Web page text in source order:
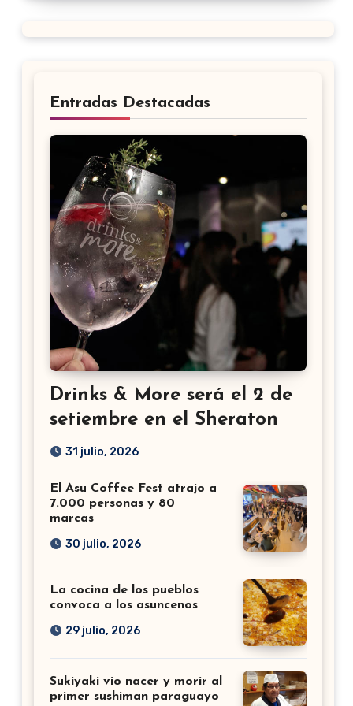
Entradas Destacadas
Drinks & More será el 2 de
setiembre en el Sheraton
31 julio, 2026
El Asu Coffee Fest atrajo a
7.000 personas y 80
marcas
30 julio, 2026
La cocina de los pueblos
convoca a los asuncenos
29 julio, 2026
Sukiyaki vio nacer y morir al
primer sushiman paraguayo